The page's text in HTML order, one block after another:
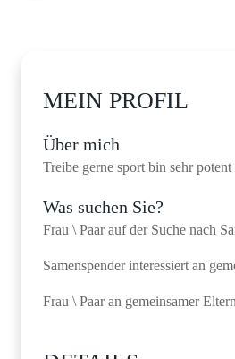
MEIN PROFIL
Über mich
Treibe gerne sport bin sehr potent
Was suchen Sie?
Frau \ Paar auf der Suche nach
Samenspender interessiert an
Frau \ Paar an gemeinsamer